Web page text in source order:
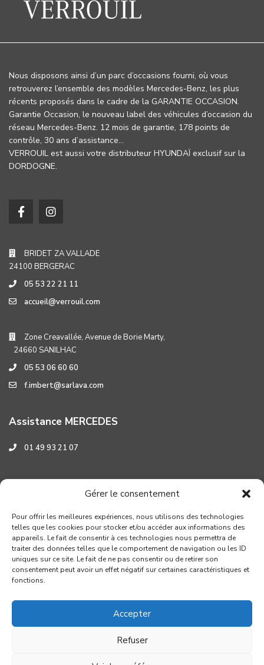
Gérer le consentement
Pour offrir les meilleures expériences, nous utilisons des technologies
telles que les cookies pour stocker et/ou accéder aux informations des
appareils. Le fait de consentir à ces technologies nous permettra de
traiter des données telles que le comportement de navigation ou les ID
uniques sur ce site. Le fait de ne pas consentir ou de retirer son
consentement peut avoir un effet négatif sur certaines caractéristiques et
fonctions.
Accepter
Refuser
Nous disposons ainsi d’un parc d’occasions fourni, où vous
retrouverez l’ensemble des modèles Mercedes-Benz, les plus
récents proposés dans le cadre de la GARANTIE OCCASION.
Garantie Occasion, le nouveau label des véhicules d’occasion du
réseau Mercedes-Benz. 12 mois de garantie, 178 points de
contrôle, 30 ans d’assistance…
VERROUIL est aussi votre distributeur HYUNDAÏ exclusif sur la
DORDOGNE.
BRIDET ZA VALLADE
24100 BERGERAC
05 53 22 21 11
accueil@verrouil.com
Zone Creavallée, Avenue de Borie Marty,
24660 SANILHAC
05 53 06 60 60
f.imbert@sarlava.com
Assistance MERCEDES
01 49 93 21 07